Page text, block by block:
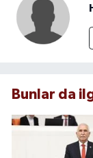
Bunlar da